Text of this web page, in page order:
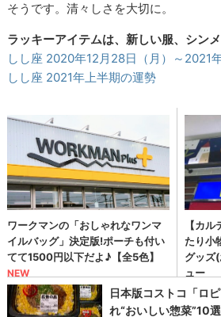
そうです。清々しさを大切に。
ラッキーアイテムは、新しい服、シン
しし座 2020年12月28日（月）～2021
しし座 2021年上半期の運勢